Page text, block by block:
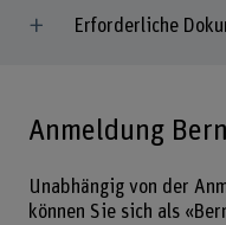
Erforderliche
Anmeldung
Unabhängig von der
können Sie sich als